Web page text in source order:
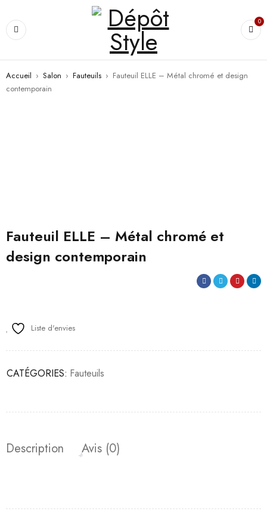
0
Accueil › Salon › Fauteuils › Fauteuil ELLE – Métal chromé et design
contemporain
Fauteuil ELLE – Métal chromé et
design contemporain
Liste d'envies
CATÉGORIES: Fauteuils
Description Avis (0)